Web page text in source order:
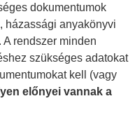
dokumentumok
házassági anyakönyvi
A rendszer minden
szükséges adatokat
kell (vagy
előnyei vannak a